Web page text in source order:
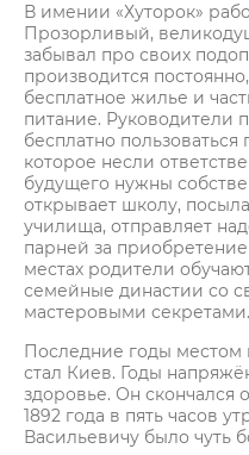
В имении «Хуторок»
Прозорливый,
забывал про своих
производится
бесплатное жилье и
питание. Руководители
бесплатно
которое несли
будущего нужны
открывает школу,
училища, отправляет
парней за
местах родители
семейные династии со
мастеровыми секретами.
Последние годы
стал Киев. Годы
здоровье. Он скончался
1892 года в пять часов
Васильевичу было чуть